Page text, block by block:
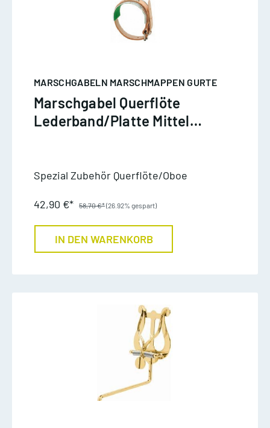
MARSCHGABELN MARSCHMAPPEN GURTE
Marschgabel Querflöte
Lederband/Platte Mittel
Spezial Zubehör Querflöte/Oboe
42,90 €* 58,70 €*(26.92% gespart)
IN DEN WARENKORB